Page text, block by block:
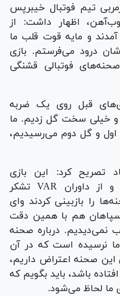
تیم فوتبال خیبرپس
اظهار داشت: از
آمدند و مایه قوت قلب ما
درود می‌فرستم. بازی
فوتبالی قشنگی
قبل روی یک ضربه
و خیلی سخت گل زدیم. ما
اول و گل دوم می‌رسیدیم،
تصریح کرد: این بازی
صحنه‌های مشکوک زیادی داشت و از داوران VAR تشکر
را بازبینی کردند و‌ای
هم با همین دقت
نمی‌دیدیم. درباره صحنه
نرسیده است که در آن
صحنه اعتراض داریم،
باشد، باید بگویم که
ما لحاظ می‌شود.